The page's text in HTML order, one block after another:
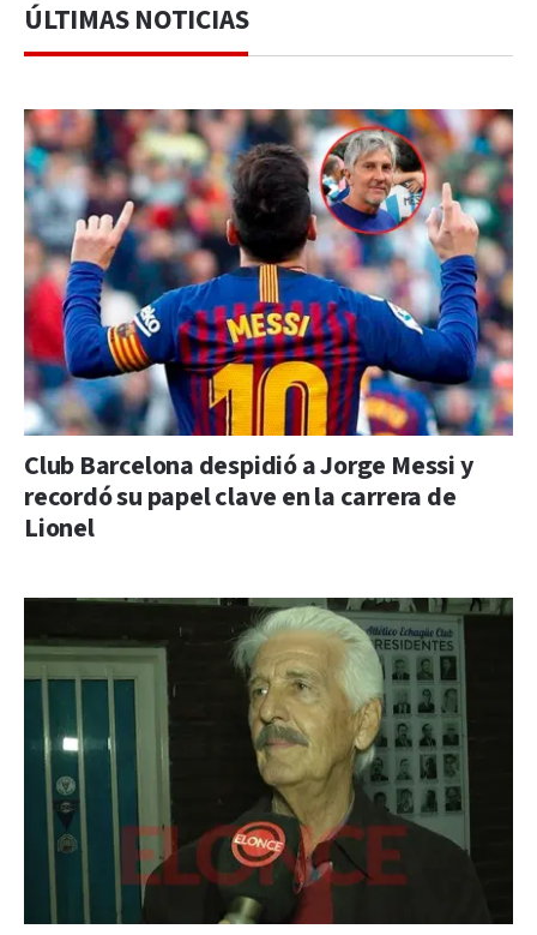
ÚLTIMAS NOTICIAS
Club Barcelona despidió a Jorge Messi y
recordó su papel clave en la carrera de
Lionel